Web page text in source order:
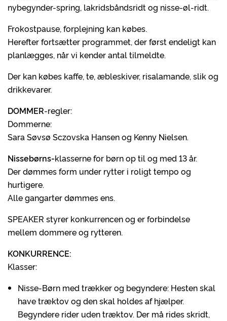
nybegynder-spring, lakridsbåndsridt og nisse-øl-ridt.
Frokostpause, forplejning kan købes.
Herefter fortsætter programmet, der først endeligt kan
planlægges, når vi kender antal tilmeldte.
Der kan købes kaffe, te, æbleskiver, risalamande, slik og
drikkevarer.
DOMMER-regler:
Dommerne:
Sara Søvsø Sczovska Hansen og Kenny Nielsen.
Nissebørns-klasserne for børn op til og med 13 år.
Der dømmes form under rytter i roligt tempo og
hurtigere.
Alle gangarter dømmes ens.
SPEAKER styrer konkurrencen og er forbindelse
mellem dommere og rytteren.
KONKURRENCE:
Klasser:
Nisse-Børn med trækker og begyndere: Hesten skal
have træktov og den skal holdes af hjælper.
Begyndere rider uden træktov. Der må rides skridt,